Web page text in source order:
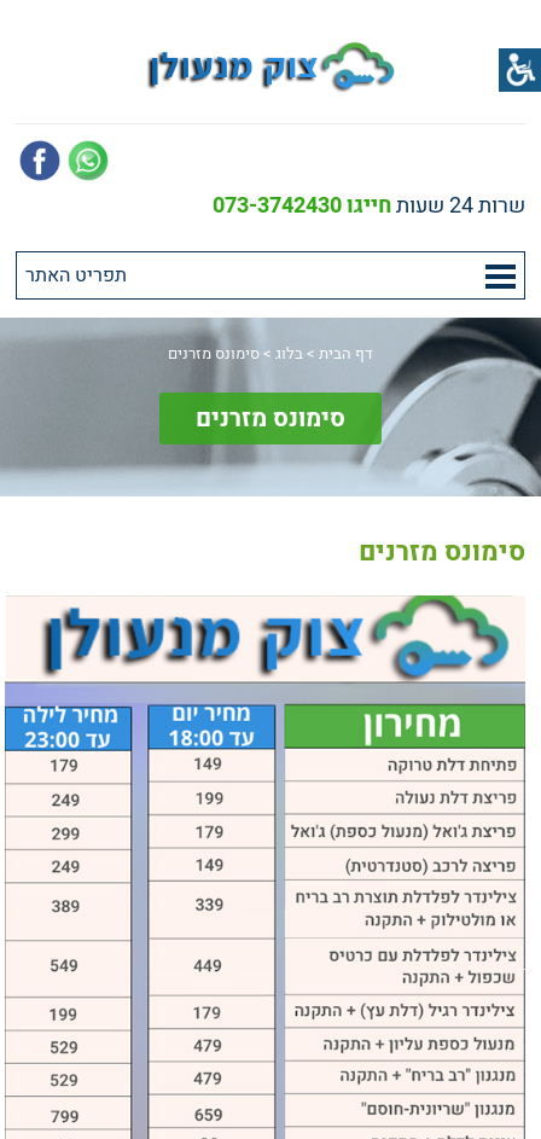
שרות 24 שעות חייגו 073-3742430
דף הבית >בלוג >סימונס מזרנים
סימונס מזרנים
סימונס מזרנים